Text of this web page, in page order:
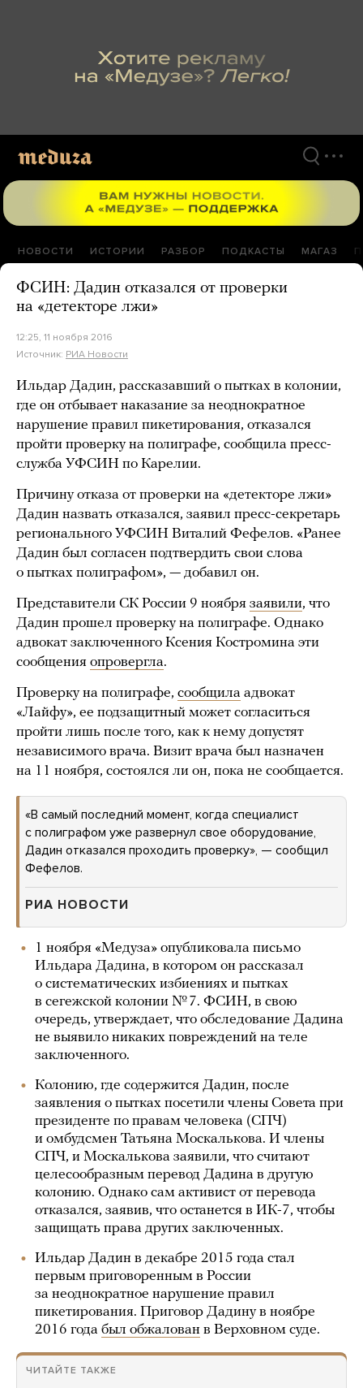
НОВОСТИ ИСТОРИИ РАЗБОР ПОДКАСТЫ МАГАЗ
ФСИН: Дадин отказался от проверки
на «детекторе лжи»
12:25, 11 ноября 2016
Источник: РИА Новости
Ильдар Дадин, рассказавший о пытках в колонии,
где он отбывает наказание за неоднократное
нарушение правил пикетирования, отказался
пройти проверку на полиграфе, сообщила пресс-
служба УФСИН по Карелии.
Причину отказа от проверки на «детекторе лжи»
Дадин назвать отказался, заявил пресс-секретарь
регионального УФСИН Виталий Фефелов. «Ранее
Дадин был согласен подтвердить свои слова
о пытках полиграфом», — добавил он.
Представители СК России 9 ноября заявили, что
Дадин прошел проверку на полиграфе. Однако
адвокат заключенного Ксения Костромина эти
сообщения опровергла.
Проверку на полиграфе, сообщила адвокат
«Лайфу», ее подзащитный может согласиться
пройти лишь после того, как к нему допустят
независимого врача. Визит врача был назначен
на 11 ноября, состоялся ли он, пока не сообщается.
«В самый последний момент, когда специалист
с полиграфом уже развернул свое оборудование,
Дадин отказался проходить проверку», — сообщил
Фефелов.
РИА НОВОСТИ
1 ноября «Медуза» опубликовала письмо
Ильдара Дадина, в котором он рассказал
о систематических избиениях и пытках
в сегежской колонии № 7. ФСИН, в свою
очередь, утверждает, что обследование Дадина
не выявило никаких повреждений на теле
заключенного.
Колонию, где содержится Дадин, после
заявления о пытках посетили члены Совета при
президенте по правам человека (СПЧ)
и омбудсмен Татьяна Москалькова. И члены
СПЧ, и Москалькова заявили, что считают
целесообразным перевод Дадина в другую
колонию. Однако сам активист от перевода
отказался, заявив, что останется в ИК-7, чтобы
защищать права других заключенных.
Ильдар Дадин в декабре 2015 года стал
первым приговоренным в России
за неоднократное нарушение правил
пикетирования. Приговор Дадину в ноябре
2016 года был обжалован в Верховном суде.
ЧИТАЙТЕ ТАКЖЕ